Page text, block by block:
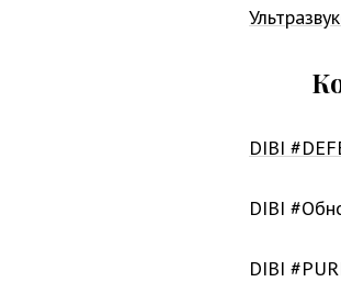
DIBI
DIBI
DIBI